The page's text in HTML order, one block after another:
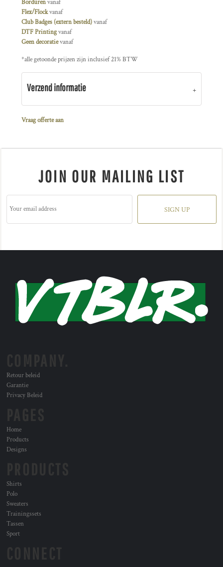
Bordurenvanaf
Flex/Flockvanaf
Club Badges (extern besteld)vanaf
DTF Printingvanaf
Geen decoratievanaf
*alle getoonde prijzen zijn inclusief 21% BTW
Verzend informatie
Vraag offerte aan
JOIN OUR MAILING LIST
SIGN UP
Retour beleid
Garantie
Privacy Beleid
Home
Products
Designs
Shirts
Polo
Sweaters
Trainingssets
Tassen
Sport